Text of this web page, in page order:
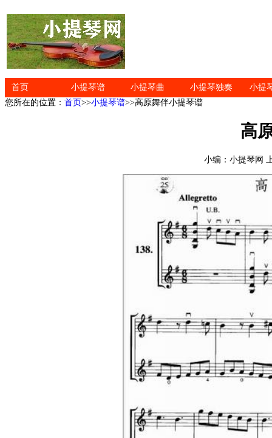
首页 小提琴谱 小提琴曲 小提琴独奏
小提
您所在的位置： 首页>>小提琴谱>>高原舞伴小提琴谱
高
小编：小提琴网